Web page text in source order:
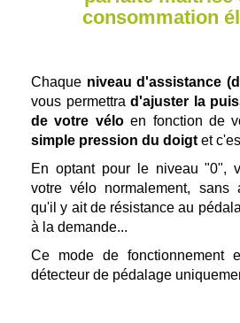
consommation
Chaque niveau d'assistance
vous permettrad'ajuster la
de votre véloen fonction de
simple pression du doigt et
En optant pour le niveau "0",
votre vélo normalement, sans
qu'il y ait de résistance au
à la demande...
Ce mode de fonctionnement
détecteur de pédalage